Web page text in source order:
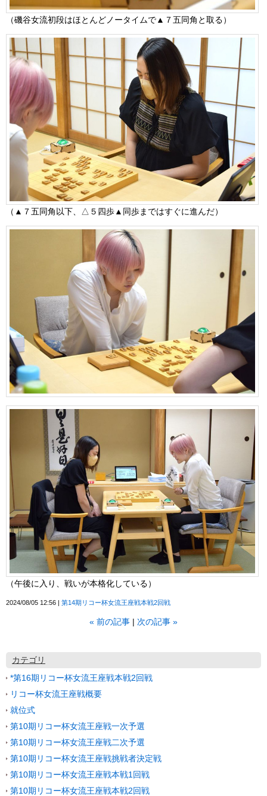
（磯谷女流初段はほとんどノータイムで▲７五同角と取る）
（▲７五同角以下、△５四歩▲同歩まではすぐに進んだ）
（午後に入り、戦いが本格化している）
2024/08/05 12:56 第14期リコー杯女流王座戦本戦2回戦
« 前の記事 次の記事 »
カテゴリ
*第16期リコー杯女流王座戦本戦2回戦
リコー杯女流王座戦概要
就位式
第10期リコー杯女流王座戦一次予選
第10期リコー杯女流王座戦二次予選
第10期リコー杯女流王座戦挑戦者決定戦
第10期リコー杯女流王座戦本戦1回戦
第10期リコー杯女流王座戦本戦2回戦